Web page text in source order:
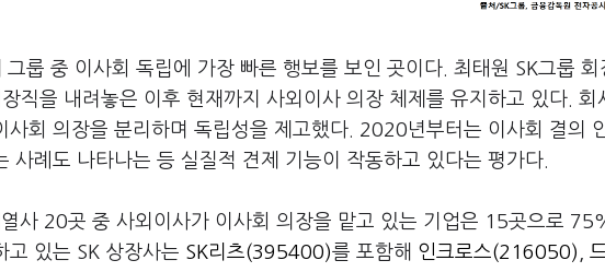
룹 중 이사회 독립에 가장 빠른 행보를 보인 곳이다. 최태원 SK그룹
직을 내려놓은 이후 현재까지 사외이사 의장 체제를 유지하고 있다. 회
사회 의장을 분리하며 독립성을 제고했다. 2020년부터는 이사회 결의
사례도 나타나는 등 실질적 견제 기능이 작동하고 있다는 평가다.
사 20곳 중 사외이사가 이사회 의장을 맡고 있는 기업은 15곳으로
고 있는 SK 상장사는 SK리츠(395400)를 포함해 인크로스(216050)